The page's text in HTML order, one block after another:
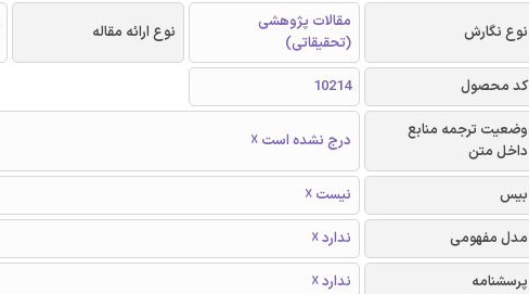
نوع نگارش
مقالات پژوهشی
(تحقیقاتی)
نوع ارائه مقاله
کد محصول
10214
وضعیت ترجمه منابع
داخل متن
درج نشده است ☓
بیس
نیست ☓
مدل مفهومی
ندارد ☓
پرسشنامه
ندارد ☓